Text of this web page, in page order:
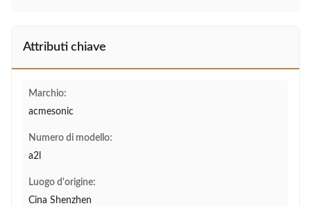
Attributi chiave
Marchio:
acmesonic
Numero di modello:
a2l
Luogo d'origine:
Cina Shenzhen